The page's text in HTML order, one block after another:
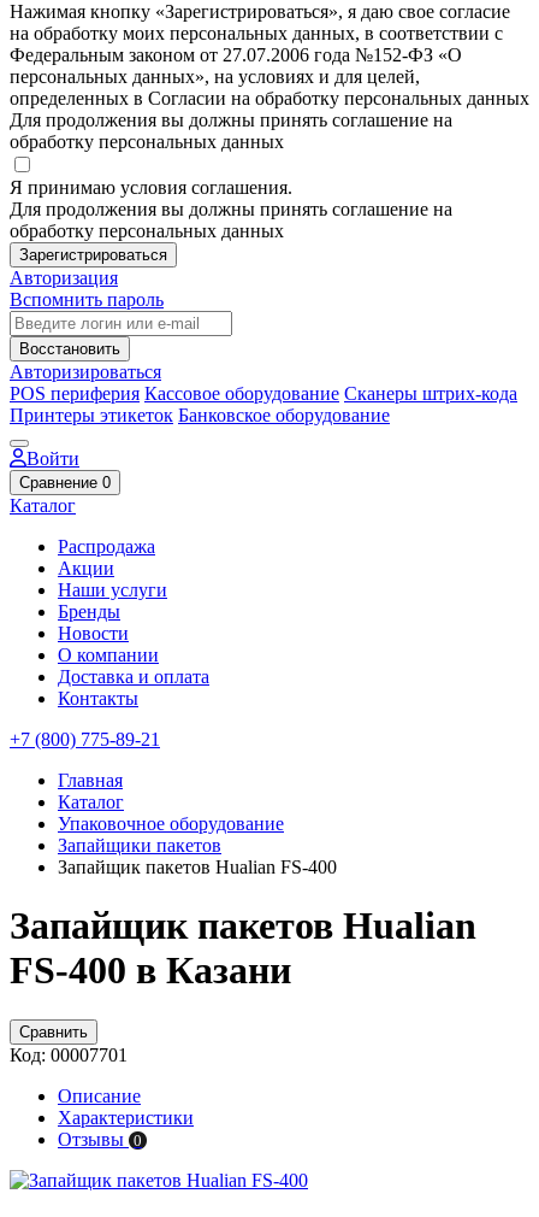
Нажимая кнопку «Зарегистрироваться», я даю свое согласие
на обработку моих персональных данных, в соответствии с
Федеральным законом от 27.07.2006 года №152-ФЗ «О
персональных данных», на условиях и для целей,
определенных в Согласии на обработку персональных данных
Для продолжения вы должны принять соглашение на
обработку персональных данных
Я принимаю условия соглашения.
Для продолжения вы должны принять соглашение на
обработку персональных данных
Зарегистрироваться
Авторизация
Вспомнить пароль
Восстановить
Авторизироваться
POS периферия Кассовое оборудование Сканеры штрих-кода
Принтеры этикеток Банковское оборудование
Войти
Сравнение 0
Каталог
Распродажа
Акции
Наши услуги
Бренды
Новости
О компании
Доставка и оплата
Контакты
+7 (800) 775-89-21
Главная
Каталог
Упаковочное оборудование
Запайщики пакетов
Запайщик пакетов Hualian FS-400
Запайщик пакетов Hualian
FS-400 в Казани
Сравнить
Код: 00007701
Описание
Характеристики
Отзывы 0